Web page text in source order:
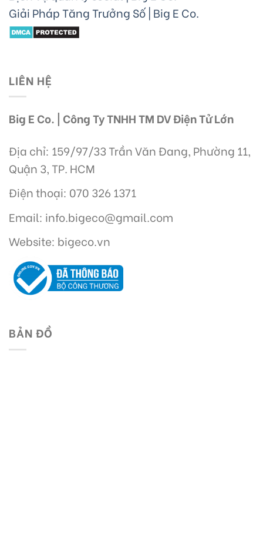
Giải Pháp Tăng Trưởng Số | Big E Co.
LIÊN HỆ
Big E Co. | Công Ty TNHH TM DV Điện Tử Lớn
Địa chỉ: 159/97/33 Trần Văn Đang, Phường 11,
Quận 3, TP. HCM
Điện thoại: 070 326 1371
Email: info.bigeco@gmail.com
Website: bigeco.vn
BẢN ĐỒ